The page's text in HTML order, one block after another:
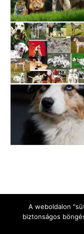
A weboldalon
biztonságos